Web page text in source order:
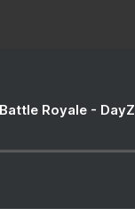
Royale - DayZ